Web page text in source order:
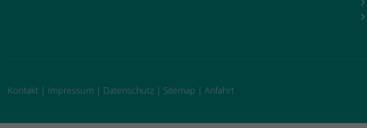
Kontakt Impressum Datenschutz Sitemap Anfahrt